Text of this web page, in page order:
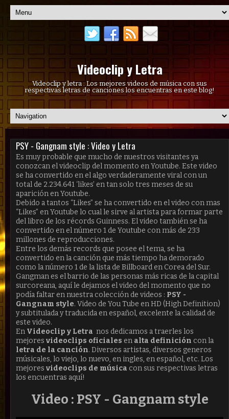
Videoclip y Letra
Videoclip y letra : Los mejores videos de música con sus
respectivas letras de canciones los encuentras en este blog!
PSY - Gangnam style : Video y Letra
Es muy probable que mucho de nuestros visitantes ya
conozcan el videoclip del momento en Youtube. Este video
se ha convertido en el algo verdaderamente viral con un
total de 2.234.641 ‘likes’ en tan solo tres meses de su
aparición en Youtube.
Debido a tantos “Likes” se ha convertido en el video con mas
“Likes” en Youtube lo cual le sirve al artista para formar parte
del libro de los récords Guinness. El video también se ha
convertido en el número 1 de Youtube con más de 233
millones de reproducciones.
Entre los demás records que posee el tema, se ha
convertido en la canción que más tiempo ha demorado
como la número 1 de la lista de Billboard en Corea del Sur.
Gangman es el barrio de las personas más ricas de la capital
surcoreana, aquí le dejamos el video del momento que no
podía faltar en nuestra colección de videos : PSY -
Gangnam style. Video de You Tube en HD (High Definition)
y subtitulada y traducida en español, excelente la calidad de
este video.
En Videoclip y Letra nos dedicamos a traerles los
mejores videoclips oficiales en alta definición con la
letra de la canción. Diversos artistas, diversos generos
músicales, lo viejo, lo nuevo, en ingles, en español, etc. Los
mejores videoclips de música con sus respectivas letras
los encuentras aquí!
Video : PSY - Gangnam style